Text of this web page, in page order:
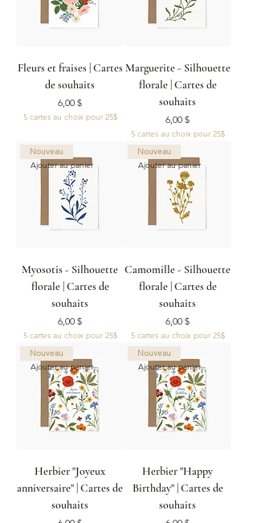
Fleurs et fraises | Cartes
de souhaits
Prix
6,00 $
5 cartes au choix pour 25$
Marguerite - Silhouette
florale | Cartes de
souhaits
Prix
6,00 $
5 cartes au choix pour 25$
Ajouter au panier
Nouveau
Myosotis - Silhouette
florale | Cartes de
souhaits
Prix
6,00 $
5 cartes au choix pour 25$
Ajouter au panier
Nouveau
Camomille - Silhouette
florale | Cartes de
souhaits
Prix
6,00 $
5 cartes au choix pour 25$
Ajouter au panier
Nouveau
Herbier "Joyeux
anniversaire" | Cartes de
souhaits
Ajouter au panier
Nouveau
Herbier "Happy
Birthday" | Cartes de
souhaits